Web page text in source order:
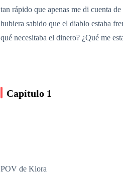
tan rápido que apenas me di cuenta
hubiera sabido que el diablo estaba
qué necesitaba el dinero? ¿Qué me
Capítulo 1
POV de Kiora